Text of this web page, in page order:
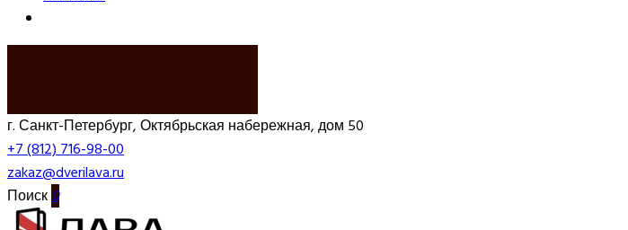
г. Санкт-Петербург, Октябрьская набережная, дом 50
+7 (812) 716-98-00
zakaz@dverilava.ru
Поиск0